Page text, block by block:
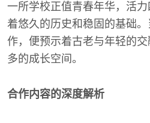
一所学校正值青春年华，活
着悠久的历史和稳固的基础
作，便预示着古老与年轻的
多的成长空间。
合作内容的深度解析